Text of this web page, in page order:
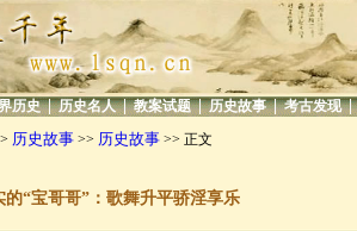
历史 | 历史名人 | 教案试题 | 历史故事 | 考古发现 |
历史故事 >> 历史故事 >> 正文
的“宝哥哥”：歌舞升平骄淫享乐